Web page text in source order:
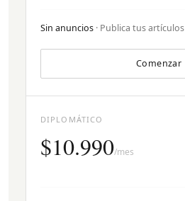
Sin anuncios · Publica tus artículos
Comenzar
DIPLOMÁTICO
$10.990/mes